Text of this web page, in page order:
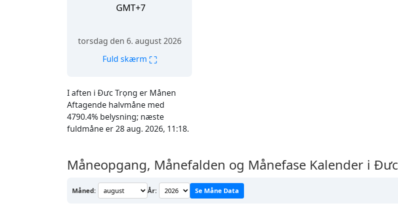
I aften i Đưc Trọng er Månen
Aftagende halvmåne med
4790.4% belysning; næste
fuldmåne er 28 aug. 2026, 11:18.
GMT+7
torsdag den 6. august 2026
Fuld skærm ⛶
Måneopgang, Månefalden og Månefase Kalender i
Måned: År: Se Måne Data